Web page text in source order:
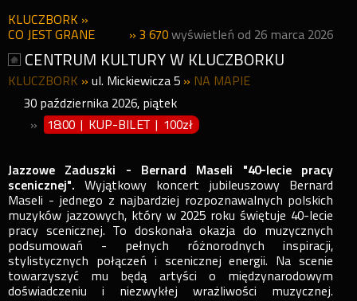
KLUCZBORK »
CO JEST GRANE
» 3 670 wyświetleń od 26 marca 2026
CENTRUM KULTURY W KLUCZBORKU
KLUCZBORK » ul. Mickiewicza 5 » NA MAPIE
30 października 2026, piątek
»
18:00 | KUP-BILET | 100zł
Jazzowe Zaduszki - Bernard Maseli "40-lecie pracy
scenicznej". Wyjątkowy koncert jubileuszowy Bernard
Maseli - jednego z najbardziej rozpoznawalnych polskich
muzyków jazzowych, który w 2025 roku świętuje 40-lecie
pracy scenicznej. To doskonała okazja do muzycznych
podsumowań - pełnych różnorodnych inspiracji,
stylistycznych połączeń i scenicznej energii. Na scenie
towarzyszyć mu będą artyści o międzynarodowym
doświadczeniu i niezwykłej wrażliwości muzycznej.